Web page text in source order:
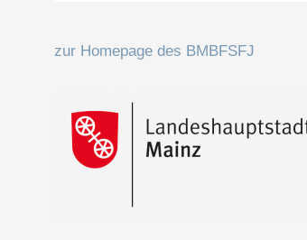
zur Homepage des BMBFSFJ